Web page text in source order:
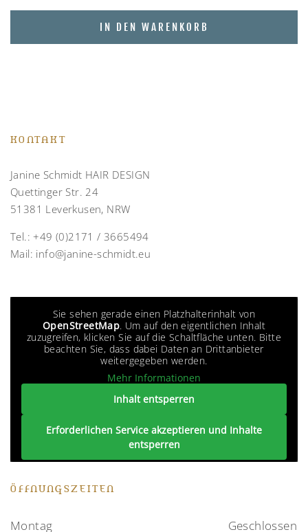
IN DEN WARENKORB
KONTAKT
Janine Schmidt HAIR DESIGN
Quettinger Str. 24
51381 Leverkusen, NRW
Tel.:+49 (0)2171 / 3665494
Mail: info@janine-schmidt.eu
Sie sehen gerade einen Platzhalterinhalt von
OpenStreetMap. Um auf den eigentlichen Inhalt
zuzugreifen, klicken Sie auf die Schaltfläche unten. Bitte
beachten Sie, dass dabei Daten an Drittanbieter
weitergegeben werden.
Mehr Informationen
Inhalt entsperren
Erforderlichen Service akzeptieren und Inhalte
entsperren
ÖFFNUNGSZEITEN
Montag Geschlossen